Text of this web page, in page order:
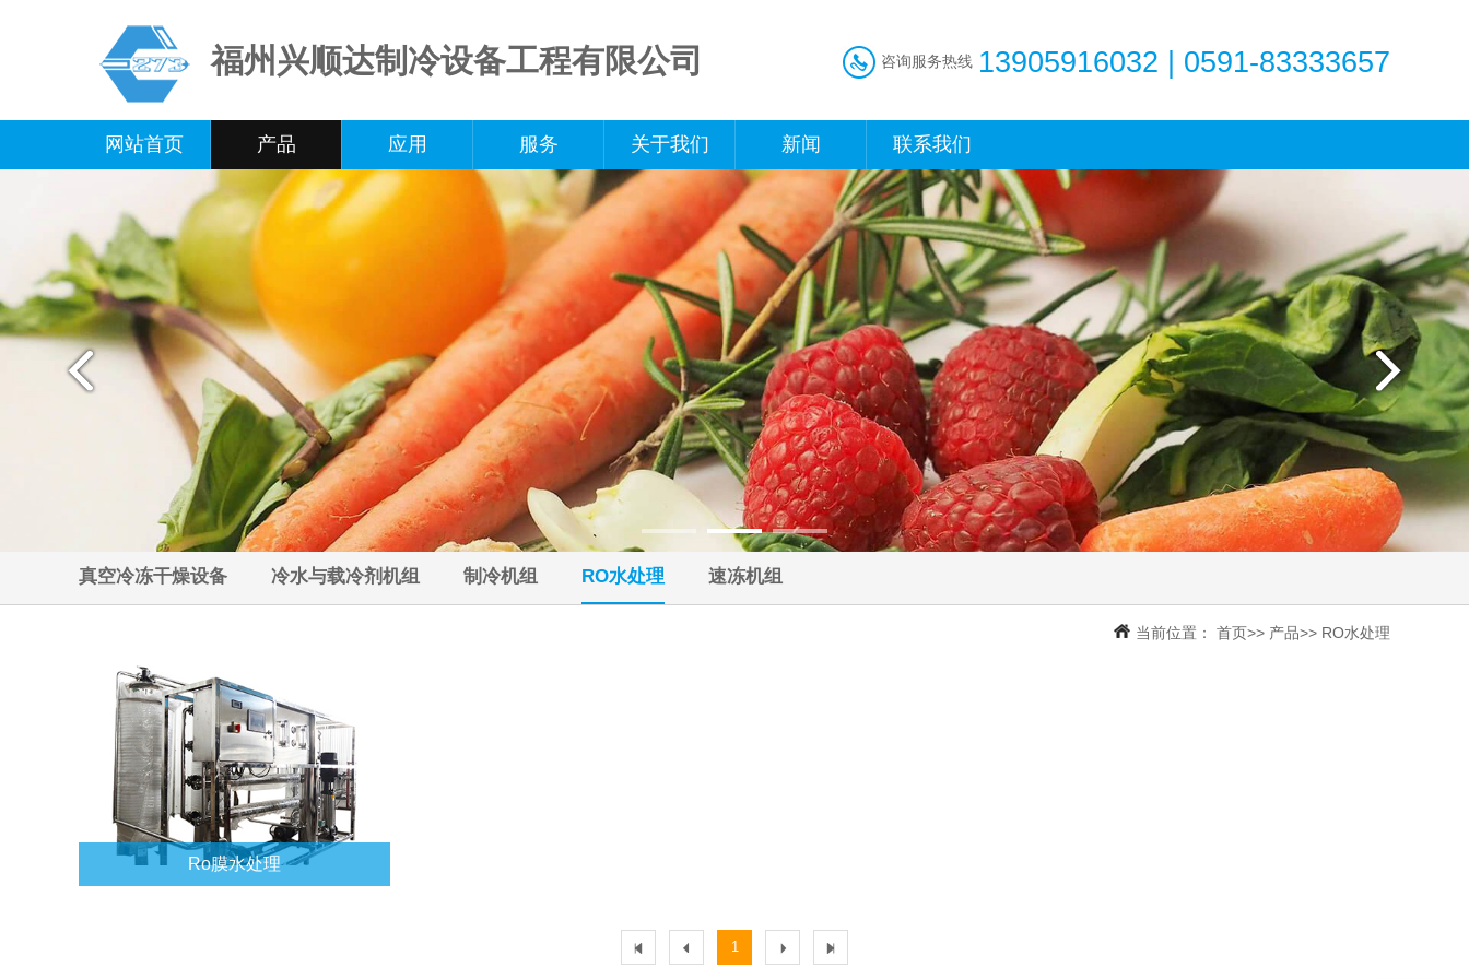
福州兴顺达制冷设备工程有限公司 咨询服务热线 13905916032 | 0591-83333657
网站首页 产品 应用 服务 关于我们 新闻 联系我们
真空冷冻干燥设备 冷水与载冷剂机组 制冷机组 RO水处理 速冻机组
当前位置： 首页>> 产品>> RO水处理
Ro膜水处理
1